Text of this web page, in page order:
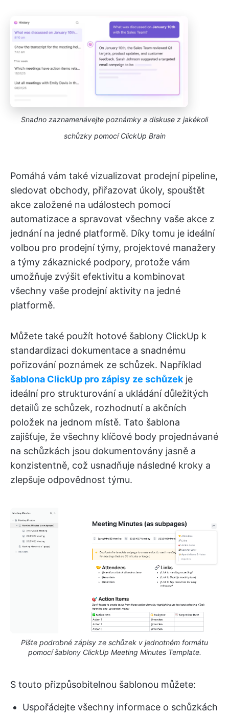
Snadno zaznamenávejte poznámky a diskuse z jakékoli
schůzky pomocí ClickUp Brain
Pomáhá vám také vizualizovat prodejní pipeline,
sledovat obchody, přiřazovat úkoly, spouštět
akce založené na událostech pomocí
automatizace a spravovat všechny vaše akce z
jednání na jedné platformě. Díky tomu je ideální
volbou pro prodejní týmy, projektové manažery
a týmy zákaznické podpory, protože vám
umožňuje zvýšit efektivitu a kombinovat
všechny vaše prodejní aktivity na jedné
platformě.
Můžete také použít hotové šablony ClickUp k
standardizaci dokumentace a snadnému
pořizování poznámek ze schůzek. Například
šablona ClickUp pro zápisy ze schůzek je
ideální pro strukturování a ukládání důležitých
detailů ze schůzek, rozhodnutí a akčních
položek na jednom místě. Tato šablona
zajišťuje, že všechny klíčové body projednávané
na schůzkách jsou dokumentovány jasně a
konzistentně, což usnadňuje následné kroky a
zlepšuje odpovědnost týmu.
Pište podrobné zápisy ze schůzek v jednotném formátu
pomocí šablony ClickUp Meeting Minutes Template.
S touto přizpůsobitelnou šablonou můžete:
Uspořádejte všechny informace o schůzkách